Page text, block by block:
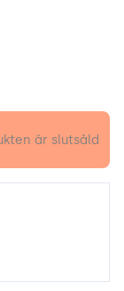
är slutsåld